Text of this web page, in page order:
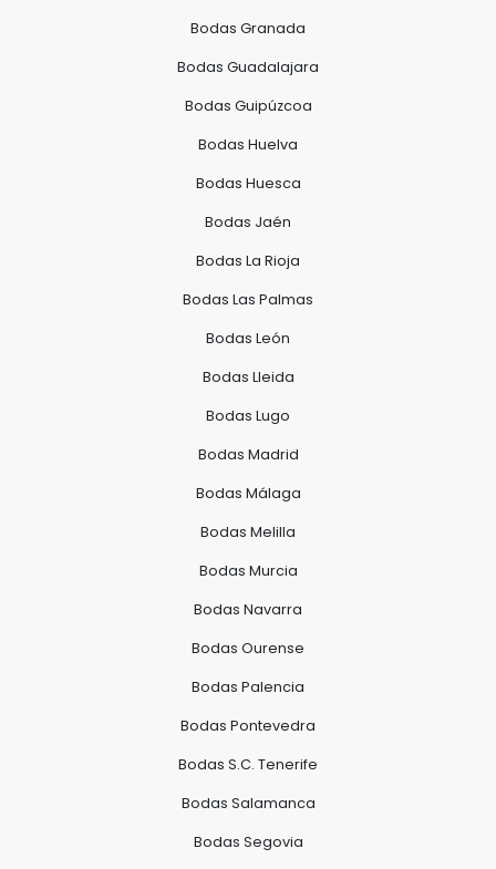
Bodas Granada
Bodas Guadalajara
Bodas Guipúzcoa
Bodas Huelva
Bodas Huesca
Bodas Jaén
Bodas La Rioja
Bodas Las Palmas
Bodas León
Bodas Lleida
Bodas Lugo
Bodas Madrid
Bodas Málaga
Bodas Melilla
Bodas Murcia
Bodas Navarra
Bodas Ourense
Bodas Palencia
Bodas Pontevedra
Bodas S.C. Tenerife
Bodas Salamanca
Bodas Segovia